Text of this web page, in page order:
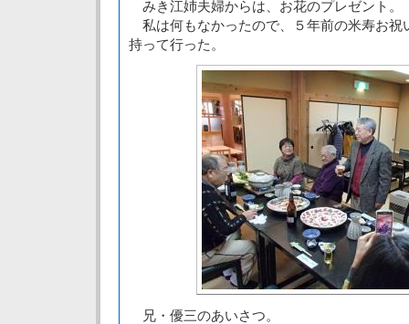
みき江姉夫婦からは、お花のプレゼント。
私は何もなかったので、５年前の米寿お祝
持って行った。
兄・優三のあいさつ。